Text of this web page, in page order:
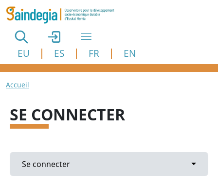
Aller au contenu principal
EU ES FR EN
Fil d'Ariane
Accueil
SE CONNECTER
Onglets principaux
Se connecter Toggle